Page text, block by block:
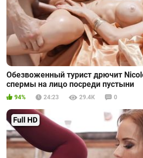
Обезвоженный турист дрючит
спермы на лицо посреди пустыни
94% 24:23 29.4К 0